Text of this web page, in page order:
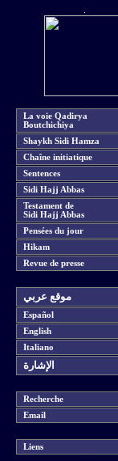
La voie Qadirya
Boutchichiya
Shaykh Sidi Hamza
Chaîne initiatique
Sentences
Sidi Hajj Abbas
Testament de
Sidi Hajj Abbas
Pensées du jour
Hikam
Revue de presse
موقع عربي
Español
English
Italiano
الإشارة
Recherche
Email
Liens